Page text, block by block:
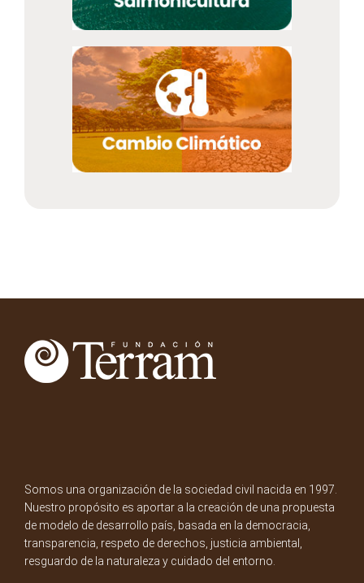
Somos una organización de la sociedad civil nacida en 1997.
Nuestro propósito es aportar a la creación de una propuesta
de modelo de desarrollo país, basada en la democracia,
transparencia, respeto de derechos, justicia ambiental,
resguardo de la naturaleza y cuidado del entorno.